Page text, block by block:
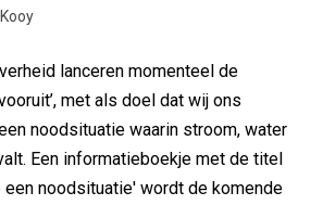
lanceren momenteel de
met als doel dat wij ons
noodsituatie waarin stroom, water
Een informatieboekje met de titel
een noodsituatie' wordt de komende